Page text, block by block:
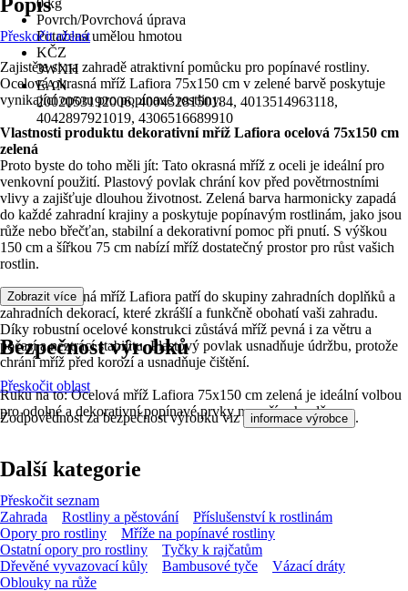
0 kg
Povrch/Povrchová úprava
Potažená umělou hmotou
KČZ
3WXH
EAN
2002053192006, 4004328150184, 4013514963118,
4042897921019, 4306516689910
Přeskočit oblast
Zajistěte si na zahradě atraktivní pomůcku pro popínavé rostliny.
Ocelová okrasná mříž Lafiora 75x150 cm v zelené barvě poskytuje
vynikající oporu pro popínavé rostliny.
Vlastnosti produktu dekorativní mříž Lafiora ocelová 75x150 cm
zelená
Proto byste do toho měli jít: Tato okrasná mříž z oceli je ideální pro
venkovní použití. Plastový povlak chrání kov před povětrnostními
vlivy a zajišťuje dlouhou životnost. Zelená barva harmonicky zapadá
do každé zahradní krajiny a poskytuje popínavým rostlinám, jako jsou
růže nebo břečťan, stabilní a dekorativní pomoc při pnutí. S výškou
150 cm a šířkou 75 cm nabízí mříž dostatečný prostor pro růst vašich
rostlin.
Ocelová okrasná mříž Lafiora patří do skupiny zahradních doplňků a
zahradních dekorací, které zkrášlí a funkčně obohatí vaši zahradu.
Díky robustní ocelové konstrukci zůstává mříž pevná i za větru a
počasí a neztrácí stabilitu. Plastový povlak usnadňuje údržbu, protože
chrání mříž před korozí a usnadňuje čištění.
Ruku na to: Ocelová mříž Lafiora 75x150 cm zelená je ideální volbou
pro odolné a dekorativní popínavé prvky na vaší zahradě.
Zobrazit více
Bezpečnost výrobků
Přeskočit oblast
Zodpovědnost za bezpečnost výrobku viz informace výrobce .
Další kategorie
Přeskočit seznam
Zahrada
Rostliny a pěstování
Příslušenství k rostlinám
Opory pro rostliny
Mříže na popínavé rostliny
Ostatní opory pro rostliny
Tyčky k rajčatům
Dřevěné vyvazovací kůly
Bambusové tyče
Vázací dráty
Oblouky na růže